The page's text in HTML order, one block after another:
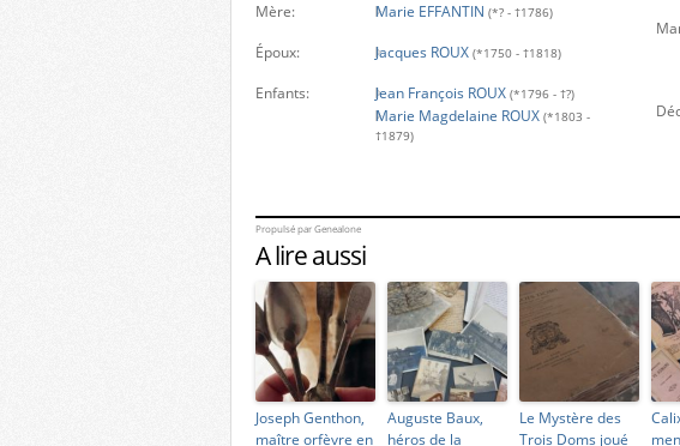
Mère: Marie EFFANTIN (*? - †1786)
Époux: Jacques ROUX (*1750 - †1818)
Enfants: Jean François ROUX (*1796 - †?)
Marie Magdelaine ROUX (*1803 -
†1879)
Propulsé par Genealone
A lire aussi
Joseph Genthon,
maître orfèvre en
Auguste Baux,
héros de la
Le Mystère des
Trois Doms joué